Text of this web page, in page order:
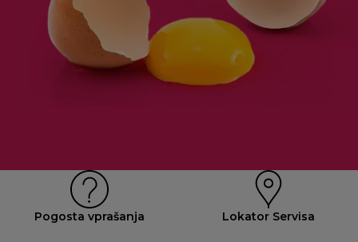
Pogosta vprašanja Lokator Servisa